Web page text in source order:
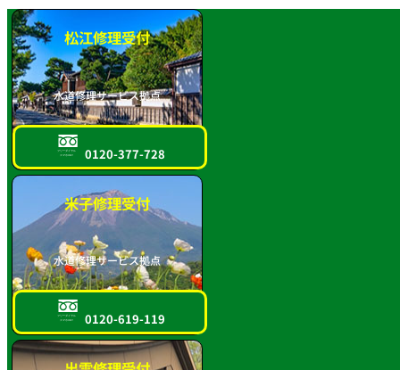
松江修理受付
水道修理サービス拠点
フリーダイヤル
スマホOK!! 0120-377-728
米子修理受付
水道修理サービス拠点
フリーダイヤル
スマホOK!! 0120-619-119
出雲修理受付